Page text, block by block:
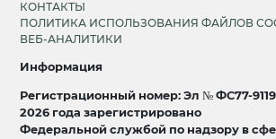
КОНТАКТЫ
ПОЛИТИКА ИСПОЛЬЗОВАНИЯ ФАЙЛОВ
ВЕБ-АНАЛИТИКИ
Информация
Регистрационный номер: Эл № ФС77-
2026 года зарегистрировано
Федеральной службой по надзору в